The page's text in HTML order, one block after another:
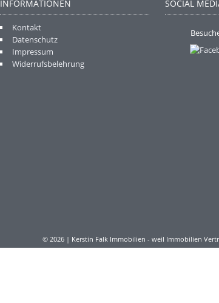
INFORMATIONEN
Kontakt
Datenschutz
Impressum
Widerrufsbelehrung
SOCIAL
© 2026 | Kerstin Falk Immobilien - weil Immobilien